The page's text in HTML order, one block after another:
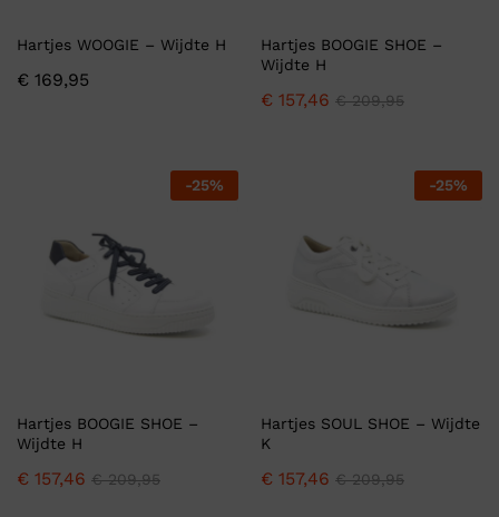
Hartjes WOOGIE – Wijdte H
€ 169,95
Hartjes BOOGIE SHOE –
Wijdte H
€ 157,46 €209,95
-25%
Hartjes BOOGIE SHOE –
Wijdte H
€ 157,46 €209,95
-25%
Hartjes SOUL SHOE – Wijdte
K
€ 157,46 €209,95